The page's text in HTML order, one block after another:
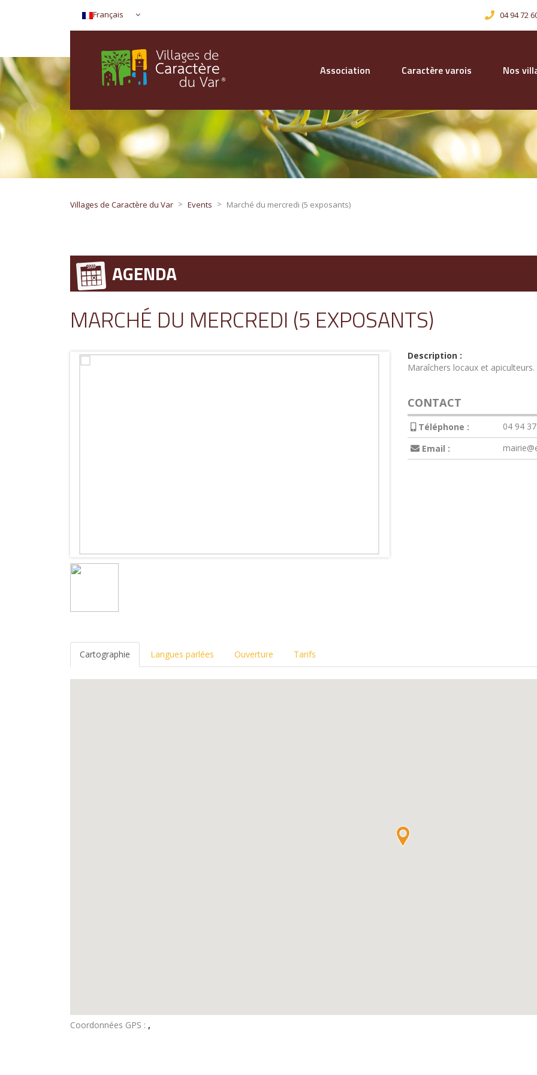
Français 04 94 72
Association Caractère varois Nos
Villages de Caractère du Var > Events > Marché du mercredi (5 exposants)
AGENDA
MARCHÉ DU MERCREDI (5 EXPOSANTS)
Description :
Maraîchers locaux et apiculteurs.
CONTACT
Téléphone :
04 94
Email :
Cartographie Langues parlées Ouverture Tarifs
Coordonnées GPS : ,